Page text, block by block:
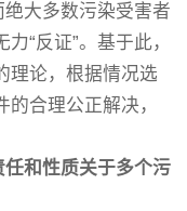
绝大多数污染受害者
“反证”。基于此，
理论，根据情况选
合理公正解决，
和性质关于多个污